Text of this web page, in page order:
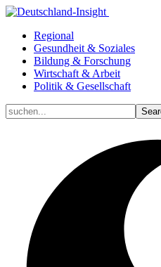
Regional
Gesundheit & Soziales
Bildung & Forschung
Wirtschaft & Arbeit
Politik & Gesellschaft